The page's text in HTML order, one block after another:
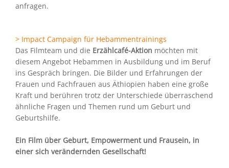
anfragen.
> Impact Campaign für Hebammentrainings
Das Filmteam und die Erzählcafé-Aktion möchten mit
diesem Angebot Hebammen in Ausbildung und im Beruf
ins Gespräch bringen. Die Bilder und Erfahrungen der
Frauen und Fachfrauen aus Äthiopien haben eine große
Kraft und berühren trotz der Unterschiede überraschend
ähnliche Fragen und Themen rund um Geburt und
Geburtshilfe.
Ein Film über Geburt, Empowerment und Frausein, in
einer sich verändernden Gesellschaft!